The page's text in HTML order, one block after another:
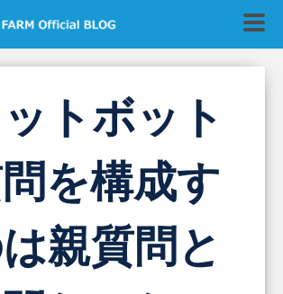
トボット
を構成す
親質問と